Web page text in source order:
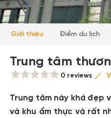
Giới thiệu Điểm du lịch
Trung tâm
0 reviews
Trung tâm này khá đẹp
và khu ẩm thực và rất